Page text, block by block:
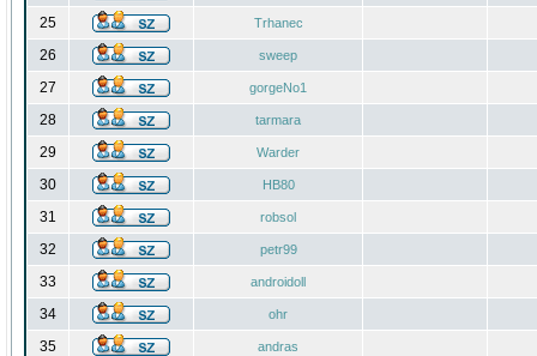
25 Trhanec
26 sweep
27 gorgeNo1
28 tarmara
29 Warder
30 HB80
31 robsol
32 petr99
33 androidoll
34 ohr
35 andras